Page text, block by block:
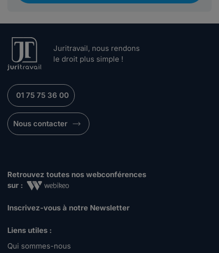
Juritravail, nous rendons
le droit plus simple !
01 75 75 36 00
Nous contacter
Retrouvez toutes nos webconférences
sur :
Inscrivez-vous à notre Newsletter
Liens utiles :
Qui sommes-nous